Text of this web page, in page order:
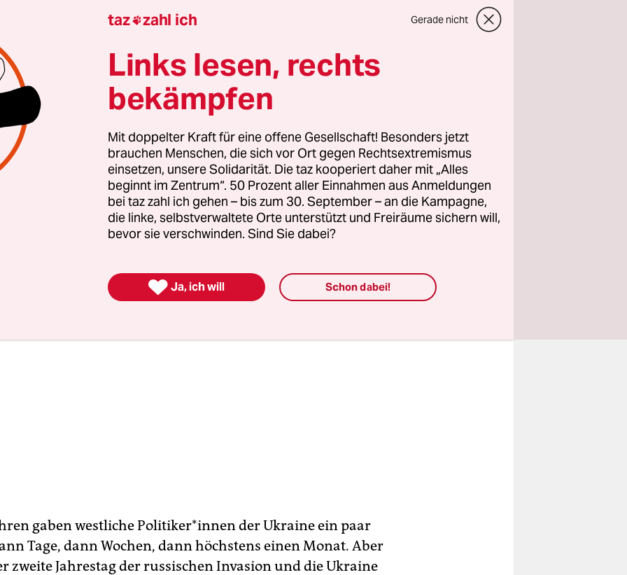
und Ukrainer mögen das Ende des Februars nicht
allem wegen der tragischen Daten in ihrer Geschichte:
von Demonstranten auf dem Maidan während
der Würde 2014, dann die Annexion der Krim und acht
der Beginn eines Krieges in vollem Umfang.
Ukraine sagen bereits ironisch, dass der Februar in
noch nicht vorbei ist. Februar heißt auf Ukrainischlutyi,
bedeutet wie in ‚strenger Frost‘, aber die Etymologie des
auch auf dem Wortlut', was Wut bedeutet. Wut ist das
bei den Ukrai­ne­r*in­nen Ende Februar 2022 sehr schnell an
Schock und Angst getreten ist.
gaben westliche Po­li­ti­ke­r*in­nen der Ukraine ein paar
Tage, dann Wochen, dann höchstens einen Monat. Aber
zweite Jahrestag der russischen Invasion und die Ukraine
taz zahl ich Gerade nicht
Links lesen, rechts
bekämpfen
Mit doppelter Kraft für eine offene Gesellschaft! Besonders jetzt
brauchen Menschen, die sich vor Ort gegen Rechtsextremismus
einsetzen, unsere Solidarität. Die taz kooperiert daher mit „Alles
beginnt im Zentrum“. 50 Prozent aller Einnahmen aus Anmeldungen
bei taz zahl ich gehen – bis zum 30. September – an die Kampagne,
die linke, selbstverwaltete Orte unterstützt und Freiräume sichern will,
bevor sie verschwinden. Sind Sie dabei?
 Ja, ich will Schon dabei!